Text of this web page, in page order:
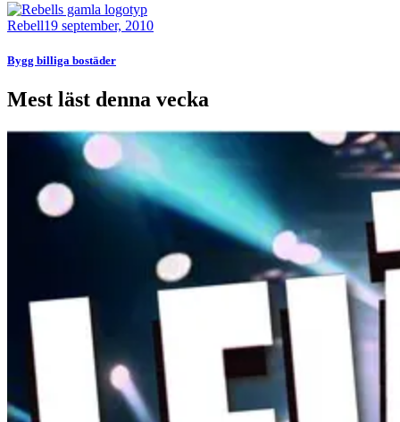
Bild
Rebell19 september, 2010
Bygg billiga bostäder
Mest läst denna vecka
Bild